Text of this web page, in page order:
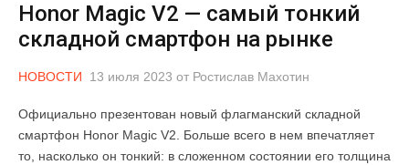
Honor Magic V2 — самый тонкий
складной смартфон на рынке
НОВОСТИ 13 июля 2023 от Ростислав Махотин
Официально презентован новый флагманский складной
смартфон Honor Magic V2. Больше всего в нем впечатляет
то, насколько он тонкий: в сложенном состоянии его толщина